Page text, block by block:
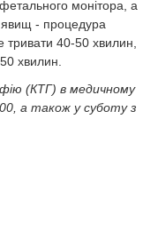
монітора, а
явищ - процедура
тривати 40-50 хвилин,
хвилин.
(КТГ) в медичному
а також у суботу з